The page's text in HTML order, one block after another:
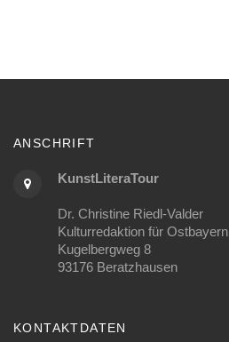
ANSCHRIFT
KunstLiteraTour
Dr. Christine Riedl-Valder
Kulturredaktion für Ostbayern
Kugelbergweg 8
93176 Beratzhausen
KONTAKTDATEN